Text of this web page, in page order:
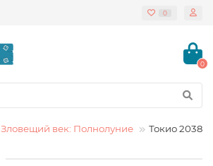
0
0
Зловещий век: Полнолуние Токио 2038